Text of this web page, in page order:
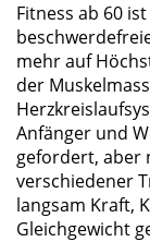
Fitness ab 60
mehr auf
der
Anfänger und
gefordert, aber
verschiedener
langsam Kraft,
Gleichgewicht